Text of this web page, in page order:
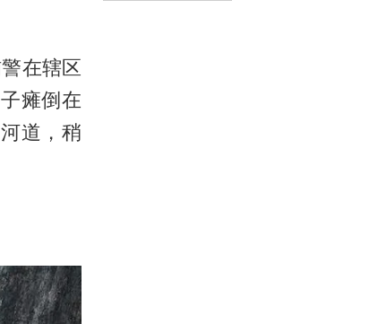
在辖区
瘫倒在
道，稍